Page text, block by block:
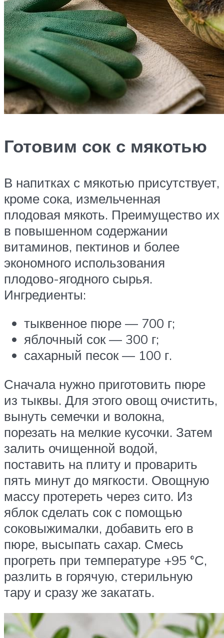
Готовим сок с мякотью
В напитках с мякотью присутствует,
кроме сока, измельченная
плодовая мякоть. Преимущество их
в повышенном содержании
витаминов, пектинов и более
экономного использования
плодово-ягодного сырья.
Ингредиенты:
тыквенное пюре — 700 г;
яблочный сок — 300 г;
сахарный песок — 100 г.
Сначала нужно приготовить пюре
из тыквы. Для этого овощ очистить,
вынуть семечки и волокна,
порезать на мелкие кусочки. Затем
залить очищенной водой,
поставить на плиту и проварить
пять минут до мягкости. Овощную
массу протереть через сито. Из
яблок сделать сок с помощью
соковыжималки, добавить его в
пюре, высыпать сахар. Смесь
прогреть при температуре +95 °С,
разлить в горячую, стерильную
тару и сразу же закатать.